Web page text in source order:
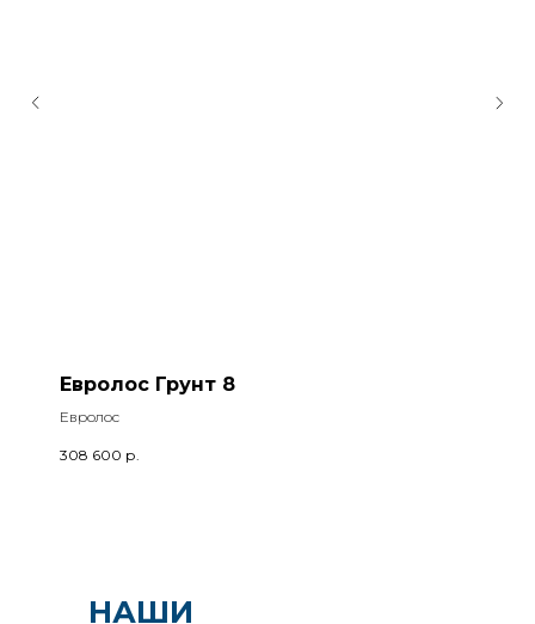
Евролос Грунт 8
Евролос
308 600 р.
НАШИ